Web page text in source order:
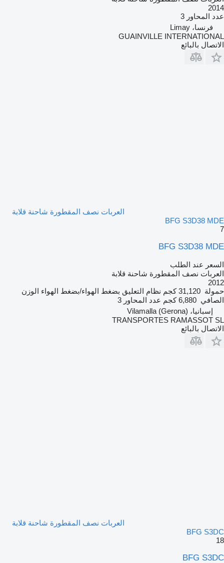
2014
عدد المحاور 3
فرنسا، Limay
GUAINVILLE INTERNATIONAL
الاتصال بالبائع
العربات نصف المقطورة شاحنة قلابة
BFG S3D38 MDE
7
BFG S3D38 MDE
السعر عند الطلب
العربات نصف المقطورة شاحنة قلابة
2012
حمولة 31,120 كجم نظام التعليق بضغط الهواء/بضغط الهواء الوزن
الصافي 6,880 كجم عدد المحاور 3
إسبانيا، Vilamalla (Gerona)
TRANSPORTES RAMASSOT SL
الاتصال بالبائع
العربات نصف المقطورة شاحنة قلابة
BFG S3DC
18
BFG S3DC